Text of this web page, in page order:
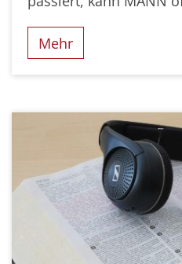
Mehr